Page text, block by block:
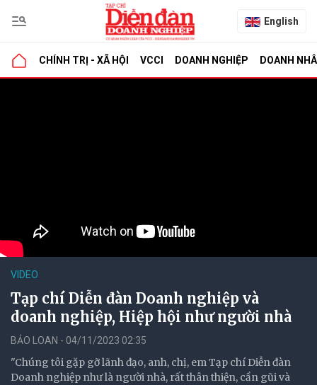
English
CHÍNH TRỊ - XÃ HỘI VCCI DOANH NGHIỆP DOANH
VIDEO
Tạp chí Diễn đàn Doanh nghiệp và
doanh nghiệp, Hiệp hội như người nhà
BẢO LOAN - 04/11/2023 02:35
"Chúng tôi gặp gỡ lãnh đạo, anh, chị, em Tạp chí Diễn đàn
Doanh nghiệp như là người nhà, rất thân thiện, cần gũi và